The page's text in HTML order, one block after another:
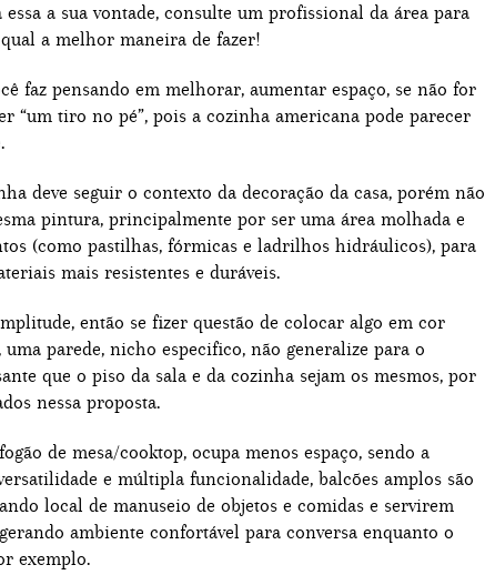
essa a sua vontade, consulte um profissional da área para
a melhor maneira de fazer!
faz pensando em melhorar, aumentar espaço, se não for
“um tiro no pé”, pois a cozinha americana pode parecer
deve seguir o contexto da decoração da casa, porém não
pintura, principalmente por ser uma área molhada e
(como pastilhas, fórmicas e ladrilhos hidráulicos), para
mais resistentes e duráveis.
então se fizer questão de colocar algo em cor
parede, nicho especifico, não generalize para o
que o piso da sala e da cozinha sejam os mesmos, por
nessa proposta.
de mesa/cooktop, ocupa menos espaço, sendo a
e múltipla funcionalidade, balcões amplos são
local de manuseio de objetos e comidas e servirem
ambiente confortável para conversa enquanto o
exemplo.